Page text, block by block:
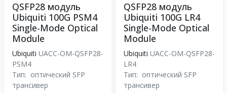
QSFP28 модуль
Ubiquiti 100G PSM4
Single-Mode Optical
Module
Ubiquiti UACC-OM-QSFP28-
PSM4
Тип: оптический SFP
трансивер
QSFP28 модуль
Ubiquiti 100G LR4
Single-Mode Optical
Module
Ubiquiti UACC-OM-QSFP28-
LR4
Тип: оптический SFP
трансивер